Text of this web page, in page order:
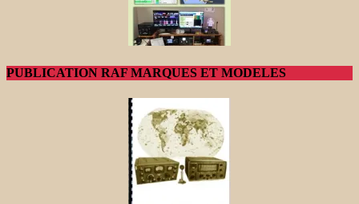
PUBLICATION RAF MARQUES ET MODELES